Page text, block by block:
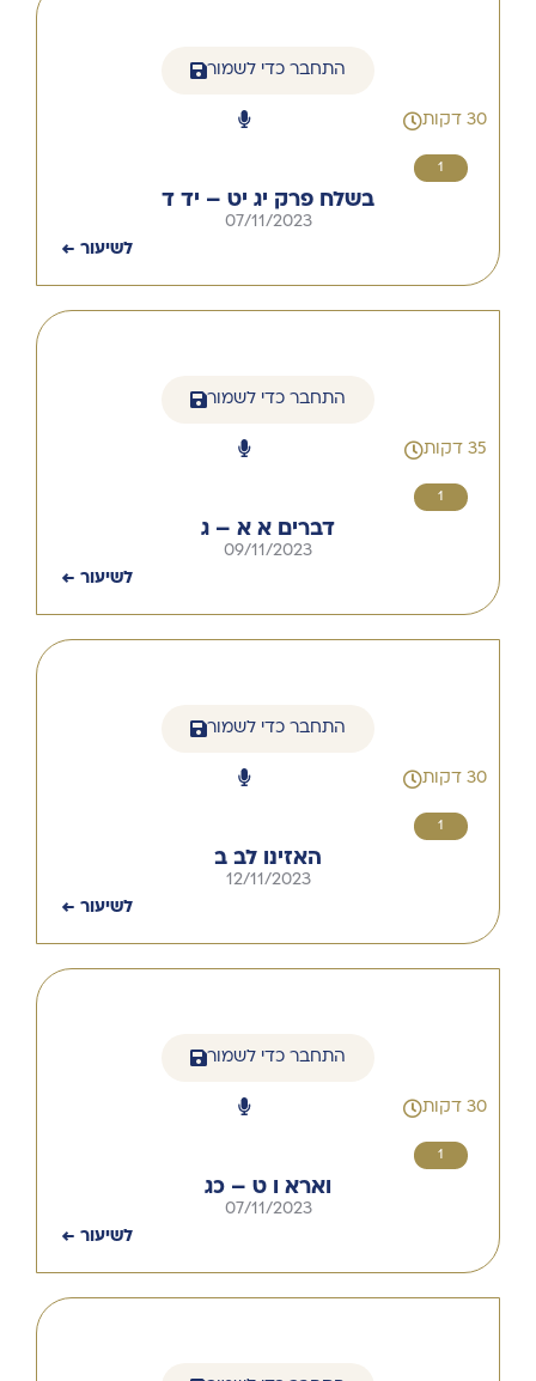
התחבר כדי לשמור
30 דקות
1
בשלח פרק יג יט – יד ד
07/11/2023
לשיעור ←
התחבר כדי לשמור
35 דקות
1
דברים א א – ג
09/11/2023
לשיעור ←
התחבר כדי לשמור
30 דקות
1
האזינו לב ב
12/11/2023
לשיעור ←
התחבר כדי לשמור
30 דקות
1
וארא ו ט – כג
07/11/2023
לשיעור ←